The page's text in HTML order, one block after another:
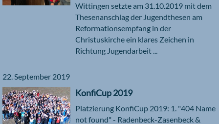
Wittingen setzte am 31.10.2019 mit dem
Thesenanschlag der Jugendthesen am
Reformationsempfang in der
Christuskirche ein klares Zeichen in
Richtung Jugendarbeit ...
22. September 2019
KonfiCup 2019
Platzierung KonfiCup 2019: 1. "404 Name
not found" - Radenbeck-Zasenbeck &